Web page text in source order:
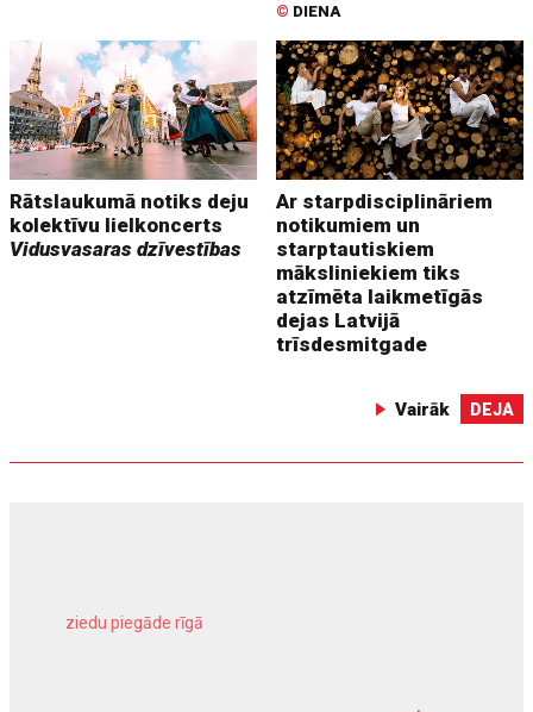
© DIENA
Rātslaukumā notiks deju
kolektīvu lielkoncerts
Vidusvasaras dzīvestības
Ar starpdisciplināriem
notikumiem un
starptautiskiem
māksliniekiem tiks
atzīmēta laikmetīgās
dejas Latvijā
trīsdesmitgade
Vairāk DEJA
ziedu piegāde rīgā